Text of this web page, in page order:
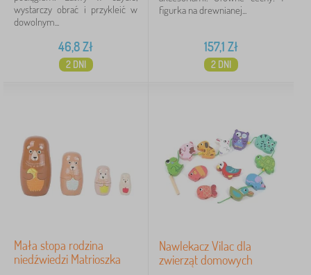
wystarczy obrać i przykleić w
dowolnym...
46,8Zł
2 DNI
figurka na drewnianej...
157,1 Zł
2 DNI
Mała stopa rodzina
niedźwiedzi Matrioszka
Nawlekacz Vilac dla
zwierząt domowych